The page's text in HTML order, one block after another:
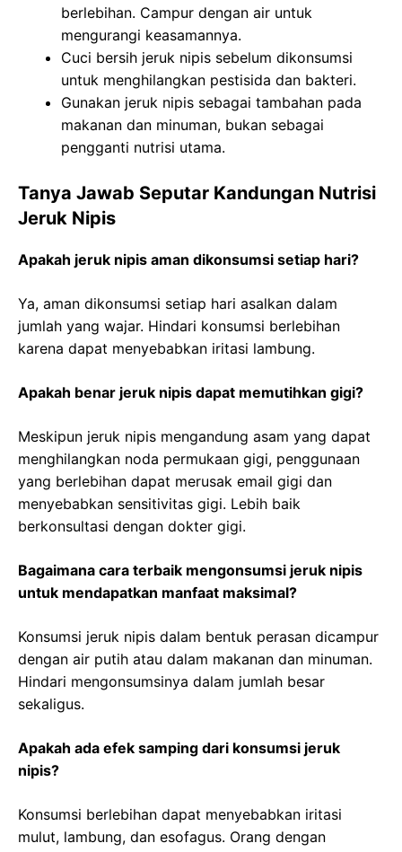
berlebihan. Campur dengan air untuk
mengurangi keasamannya.
Cuci bersih jeruk nipis sebelum dikonsumsi
untuk menghilangkan pestisida dan bakteri.
Gunakan jeruk nipis sebagai tambahan pada
makanan dan minuman, bukan sebagai
pengganti nutrisi utama.
Tanya Jawab Seputar Kandungan Nutrisi
Jeruk Nipis
Apakah jeruk nipis aman dikonsumsi setiap hari?
Ya, aman dikonsumsi setiap hari asalkan dalam
jumlah yang wajar. Hindari konsumsi berlebihan
karena dapat menyebabkan iritasi lambung.
Apakah benar jeruk nipis dapat memutihkan gigi?
Meskipun jeruk nipis mengandung asam yang dapat
menghilangkan noda permukaan gigi, penggunaan
yang berlebihan dapat merusak email gigi dan
menyebabkan sensitivitas gigi. Lebih baik
berkonsultasi dengan dokter gigi.
Bagaimana cara terbaik mengonsumsi jeruk nipis
untuk mendapatkan manfaat maksimal?
Konsumsi jeruk nipis dalam bentuk perasan dicampur
dengan air putih atau dalam makanan dan minuman.
Hindari mengonsumsinya dalam jumlah besar
sekaligus.
Apakah ada efek samping dari konsumsi jeruk
nipis?
Konsumsi berlebihan dapat menyebabkan iritasi
mulut, lambung, dan esofagus. Orang dengan